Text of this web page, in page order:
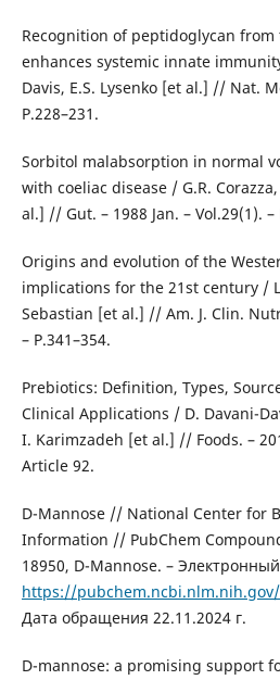
Recognition of peptidoglycan
enhances systemic innate
Davis, E.S. Lysenko [et al.] // Nat.
Р.228–231.
Sorbitol malabsorption in normal
with coeliac disease / G.R.
al.] // Gut. – 1988 Jan. – Vol.29(1). –
Origins and evolution of the
implications for the 21st century /
Sebastian [et al.] // Am. J. Clin.
– Р.341–354.
Prebiotics: Definition, Types,
Clinical Applications / D. Davani-
I. Karimzadeh [et al.] // Foods. –
Article 92.
D-Mannose // National Center for
Information // PubChem
18950, D-Mannose. –
https://
Дата обращения 22.11.2024 г.
D-mannose: a promising support